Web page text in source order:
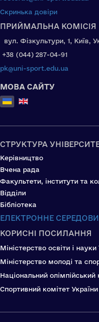
Скринька довіри
ПРИЙМАЛЬНА КОМІСІЯ
вул. Фізкультури, 1, Київ,
+38 (044) 287-04-91
pk@uni-sport.edu.ua
МОВА САЙТУ
Оберіть свою мову
СТРУКТУРА
Керівництво
Вчена рада
Факультети, інститути та
Відділи
Бібліотека
ЕЛЕКТРОННЕ
КОРИСНІ ПОСИЛАННЯ
Міністерство освіти і науки
Міністерство молоді та
Національний олімпійський
Спортивний комітет України